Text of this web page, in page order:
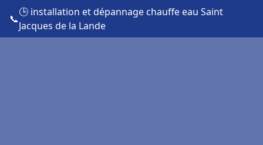
📞
🕒 installation et dépannage chauffe eau Saint
Jacques de la Lande